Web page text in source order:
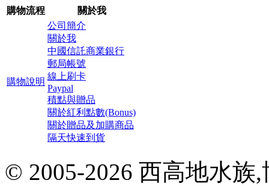
購物流程 關於我
購物說明
公司簡介
關於我
中國信託商業銀行
郵局帳號
線上刷卡
Paypal
積點與贈品
關於紅利點數(Bonus)
關於贈品及加購商品
隔天快速到貨
© 2005-2026 西高地水族